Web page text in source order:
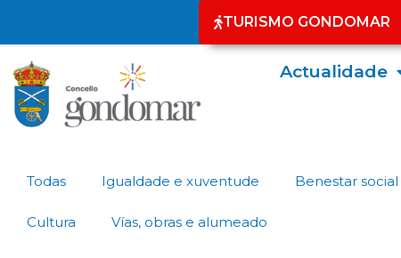
TURISMO GONDOMAR
Actualidade
Todas Igualdade e xuventude Benestar
Cultura Vías, obras e alumeado